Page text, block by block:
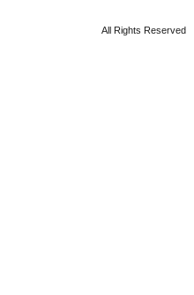
All Rights Reserved